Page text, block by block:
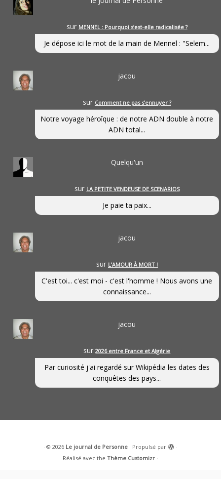
sur MENNEL : Pourquoi s’est-elle radicalisée ?
Je dépose ici le mot de la main de Mennel : "Selem...
jacou
sur Comment ne pas s’ennuyer ?
Notre voyage héroîque : de notre ADN double à notre
ADN total...
Quelqu'un
sur LA PETITE VENDEUSE DE SCENARIOS
Je paie ta paix...
jacou
sur L’AMOUR À MORT !
C'est toi... c'est moi - c'est l'homme ! Nous avons une
connaissance...
jacou
sur2026 entre France et Algérie
Par curiosité j'ai regardé sur Wikipédia les dates des
conquêtes des pays...
· © 2026 Le journal de Personne· Propulsé par
·
Réalisé avec theThème Customizr ·